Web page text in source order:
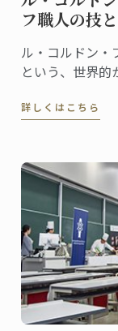
フ職人の技
ル・コルドン・
という、世界
なナイフ＆ツー
詳しくはこちら